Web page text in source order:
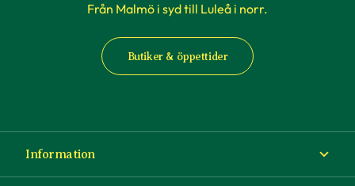
Från Malmö i syd till Luleå i norr.
Butiker & öppettider
Information